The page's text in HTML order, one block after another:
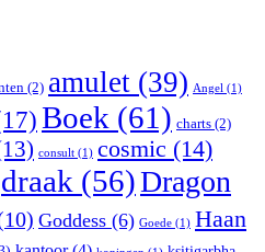
(2) amulet (39) Angel (1)
Boek (61) charts (2)
consult (1) cosmic (14)
draak (56)Dragon
Goddess (6) Goede (1) Haan